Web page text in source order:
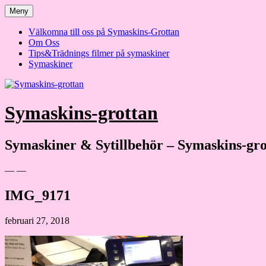
Hoppa
till
innehåll
Meny
Välkomna till oss på Symaskins-Grottan
Om Oss
Tips&Trädnings filmer på symaskiner
Symaskiner
Symaskins-grottan
Symaskiner & Sytillbehör – Symaskins-
— —
IMG_9171
februari 27, 2018